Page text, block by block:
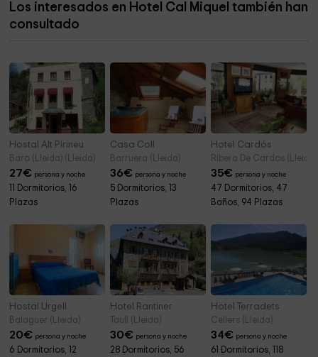
Ayuntamiento de Montferrer Castellbo. Montferrer
Los interesados en Hotel Cal Miquel también han
consultado
Hostal Alt Pirineu
Baro (Lleida) (Lleida)
27€ persona y noche
11 Dormitorios, 16
Plazas
Casa Coll
Barruera (Lleida)
36€ persona y noche
5 Dormitorios, 13
Plazas
Hotel Cardós
Ribera De Cardos (Lleida)
35€ persona y noche
47 Dormitorios, 47
Baños, 94 Plazas
Hostal Urgell
Balaguer (Lleida)
20€ persona y noche
6 Dormitorios, 12
Hotel Rantiner
Taull (Lleida)
30€ persona y noche
28 Dormitorios, 56
Hotel Terradets
Cellers (Lleida)
34€ persona y noche
61 Dormitorios, 118